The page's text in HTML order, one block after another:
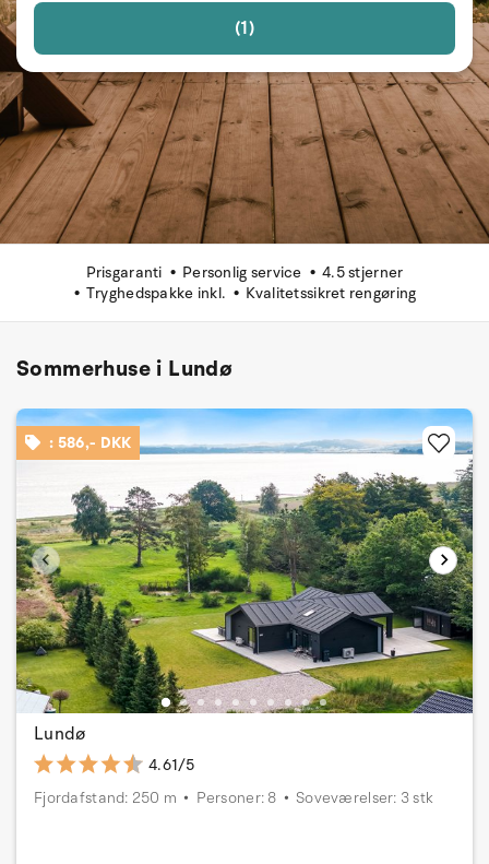
(1)
Prisgaranti Personlig service
4.5 stjerner
Tryghedspakke inkl.
Kvalitetssikret rengøring
Sommerhuse i Lundø
: 586,- DKK
Lundø
4.61/5
Fjordafstand: 250 m
Personer: 8 Soveværelser: 3 stk